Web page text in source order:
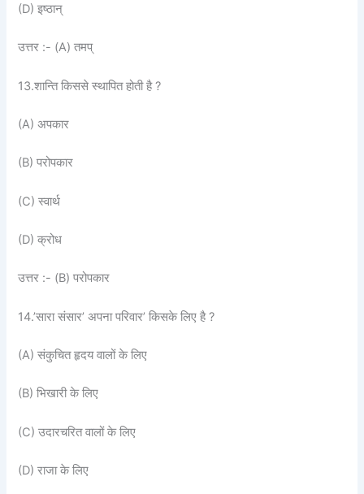
(D) इष्ठान्
उत्तर :- (A) तमप्
13.शान्ति किससे स्थापित होती है ?
(A) अपकार
(B) परोपकार
(C) स्वार्थ
(D) क्रोध
उत्तर :- (B) परोपकार
14.’सारा संसार’ अपना परिवार’ किसके लिए है ?
(A) संकुचित हृदय वालों के लिए
(B) भिखारी के लिए
(C) उदारचरित वालों के लिए
(D) राजा के लिए